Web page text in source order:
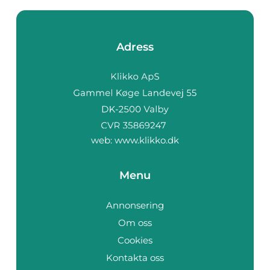
Adress
web: www.klikko.dk
Menu
Annonsering
Om oss
Cookies
Kontakta oss